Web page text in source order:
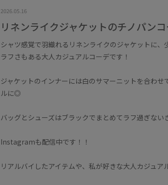
2026.05.16
リネンライクジャケットのチノパン
シャツ感覚で羽織れるリネンライクのジャケットに、
ラフさもある大人カジュアルコーデです！
ジャケットのインナーには白のサマーニットを合わせ
ルに◎
バッグとシューズはブラックでまとめてラフ過ぎない
Instagramも配信中です！！
リアルバイしたアイテムや、私が好きな大人カジュア